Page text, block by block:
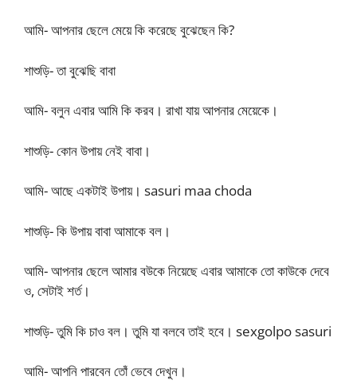
আমি- আপনার ছেলে মেয়ে কি করেছে বুঝেছেন কি?
শাশুড়ি- তা বুঝেছি বাবা
আমি- বলুন এবার আমি কি করব। রাখা যায় আপনার মেয়েকে।
শাশুড়ি- কোন উপায় নেই বাবা।
আমি- আছে একটাই উপায়। sasuri maa choda
শাশুড়ি- কি উপায় বাবা আমাকে বল।
আমি- আপনার ছেলে আমার বউকে নিয়েছে এবার আমাকে তো কাউকে দেবে
ও, সেটাই শর্ত।
শাশুড়ি- তুমি কি চাও বল। তুমি যা বলবে তাই হবে। sexgolpo sasuri
আমি- আপনি পারবেন তোঁ ভেবে দেখুন।